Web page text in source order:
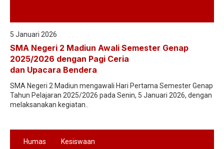
5 Januari 2026
SMA Negeri 2 Madiun Awali Semester Genap
2025/2026 dengan Pagi Ceria
dan Upacara Bendera
SMA Negeri 2 Madiun mengawali Hari Pertama Semester Genap
Tahun Pelajaran 2025/2026 pada Senin, 5 Januari 2026, dengan
melaksanakan kegiatan..
Humas Kesiswaan